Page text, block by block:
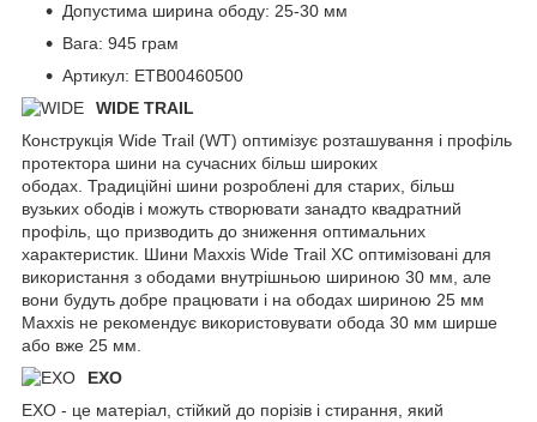
Допустима ширина ободу: 25-30 мм
Вага: 945 грам
Артикул: ETB00460500
WIDE TRAIL
Конструкція Wide Trail (WT) оптимізує розташування і профіль
протектора шини на сучасних більш широких
ободах. Традиційні шини розроблені для старих, більш
вузьких ободів і можуть створювати занадто квадратний
профіль, що призводить до зниження оптимальних
характеристик. Шини Maxxis Wide Trail XC оптимізовані для
використання з ободами внутрішньою шириною 30 мм, але
вони будуть добре працювати і на ободах шириною 25 мм
Maxxis не рекомендує використовувати обода 30 мм ширше
або вже 25 мм.
EXO
EXO - це матеріал, стійкий до порізів і стирання, який